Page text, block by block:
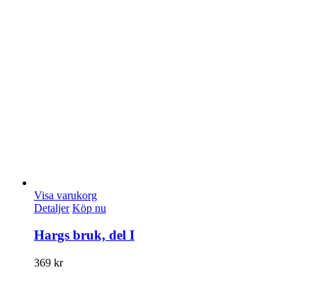
Visa varukorg
Detaljer Köp nu
Hargs bruk, del I
369 kr